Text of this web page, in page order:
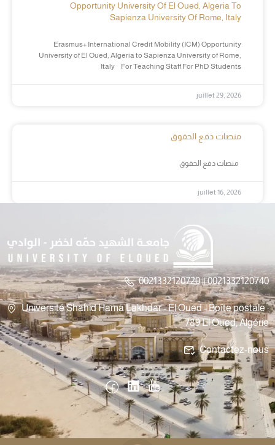
Opportunity University Of El Oued, Algeria To
Sapienza University Of Rome, Italy
Erasmus+ International Credit Mobility (ICM) Opportunity
University of El Oued, Algeria to Sapienza University of Rome,
Italy For Teaching Staff For PhD Students
juillet 29, 2026
منصات دفع الحقوق
juillet 16, 2026
0021332120720 || 0021332120740
Université Shahid Hama Lakhdar - El Oued - Boîte postale :
789 El Oued, Algérie
Contactez-nous